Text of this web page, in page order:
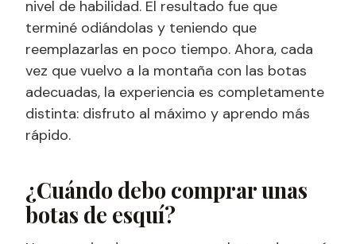
nivel de habilidad. El resultado fue que
terminé odiándolas y teniendo que
reemplazarlas en poco tiempo. Ahora, cada
vez que vuelvo a la montaña con las botas
adecuadas, la experiencia es completamente
distinta: disfruto al máximo y aprendo más
rápido.
¿Cuándo debo comprar unas
botas de esquí?